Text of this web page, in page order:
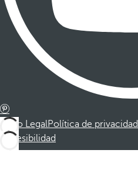
Aviso LegalPolítica de privacidad
Accesibilidad